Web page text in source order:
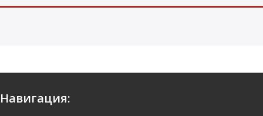
Навигация: